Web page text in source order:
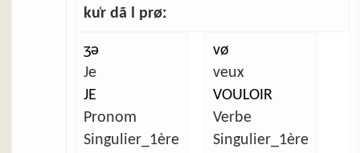
ku̜r dã l prøː
ʒə
Je
JE
Pronom
Singulier_1ère
vø
veux
VOULOIR
Verbe
Singulier_1ère